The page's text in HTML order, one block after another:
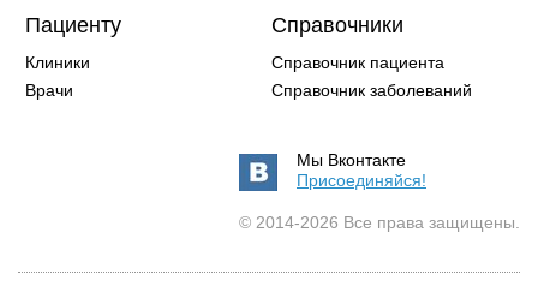
Пациенту
Клиники
Врачи
Справочники
Справочник пациента
Справочник заболеваний
Мы Вконтакте
Присоединяйся!
© 2014-2026 Все права защищены.